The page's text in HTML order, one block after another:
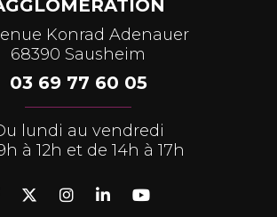
Konrad Adenauer
68390 Sausheim
03 69 77 60 05
lundi au vendredi
à 12h et de 14h à 17h